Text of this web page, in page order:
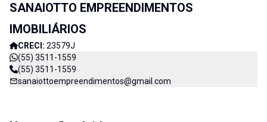
SANAIOTTO EMPREENDIMENTOS
IMOBILIÁRIOS
CRECI: 23579J
(55) 3511-1559
(55) 3511-1559
sanaiottoempreendimentos@gmail.com